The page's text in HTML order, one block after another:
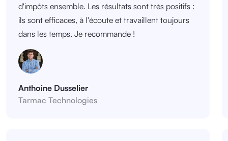
d'impôts ensemble. Les résultats sont très positifs :
ils sont efficaces, à l'écoute et travaillent toujours
dans les temps. Je recommande !
Anthoine Dusselier
Tarmac Technologies